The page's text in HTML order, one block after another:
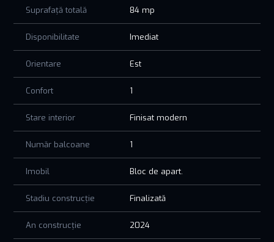
Suprafață totală 84 mp
Disponibilitate Imediat
Orientare Est
Confort 1
Stare interior Finisat modern
Număr balcoane 1
Imobil Bloc de apart.
Stadiu construcție Finalizată
An construcție 2024